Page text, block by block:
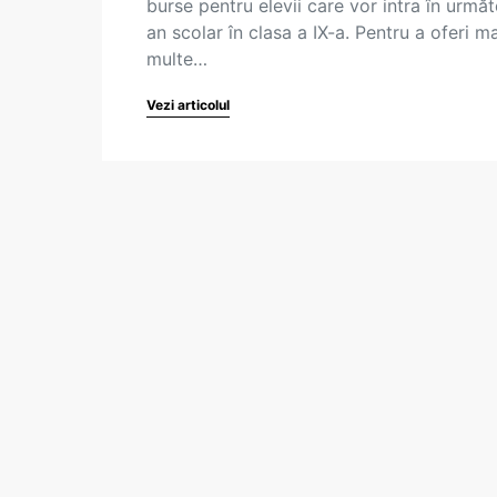
burse pentru elevii care vor intra în
an scolar în clasa a IX-a. Pentru a oferi
multe…
Vezi articolul